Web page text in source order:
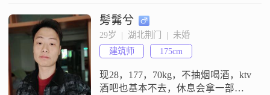
质的堆砌，而是心灵的契合
##3002##我拥有硕士学位，这让我
更加懂得如何去理解和尊重他人
##3002##我性格温柔体贴，善解人
意，总是愿意倾听他人的心声
##3002##我开朗爱
髣髴兮
29岁  |  湖北荆门  |  未婚
建筑师
175cm
现28，177，70kg，不抽烟喝酒，ktv
酒吧也基本不去，休息会拿一部分